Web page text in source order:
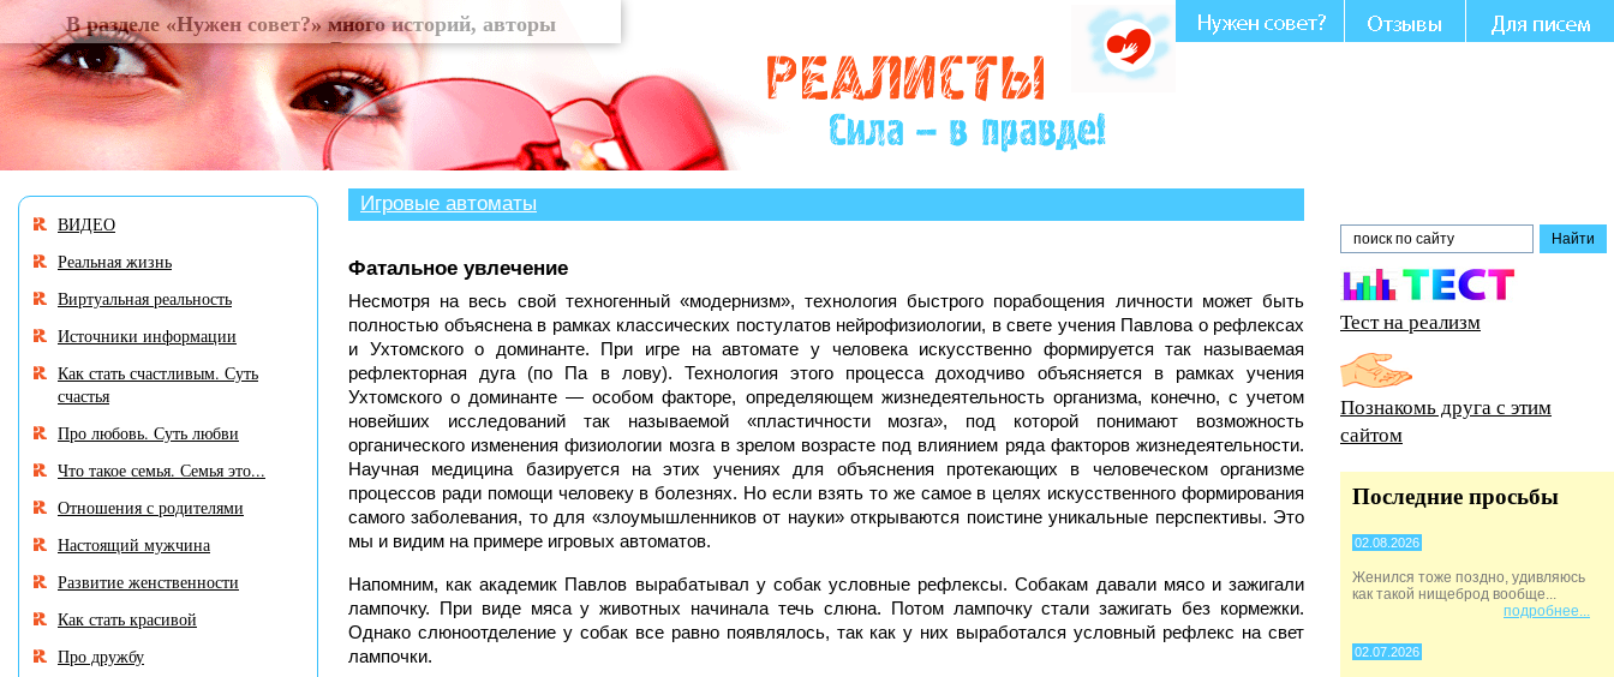
В разделе «Нужен совет?» много историй, авторы которых остро нуждаются в Вашем участии и совете.
Игровые автоматы
Фатальное увлечение
Несмотря на весь свой техногенный «модернизм», технология быстрого порабощения личности может быть
полностью объяснена в рамках классических постулатов нейрофизиологии, в свете учения Павлова о рефлексах
и Ухтомского о доминанте. При игре на автомате у человека искусственно формируется так называемая
рефлекторная дуга (по Па в лову). Технология этого процесса доходчиво объясняется в рамках учения
Ухтомского о доминанте — особом факторе, определяющем жизнедеятельность организма, конечно, с учетом
новейших исследований так называемой «пластичности мозга», под которой понимают возможность
органического изменения физиологии мозга в зрелом возрасте под влиянием ряда факторов жизнедеятельности.
Научная медицина базируется на этих учениях для объяснения протекающих в человеческом организме
процессов ради помощи человеку в болезнях. Но если взять то же самое в целях искусственного формирования
самого заболевания, то для «злоумышленников от науки» открываются поистине уникальные перспективы. Это
мы и видим на примере игровых автоматов.
Напомним, как академик Павлов вырабатывал у собак условные рефлексы. Собакам давали мясо и зажигали
лампочку. При виде мяса у животных начинала течь слюна. Потом лампочку стали зажигать без кормежки.
Однако слюноотделение у собак все равно появлялось, так как у них выработался условный рефлекс на свет
лампочки.
ВИДЕО
Реальная жизнь
Виртуальная реальность
Источники информации
Как стать счастливым. Суть
счастья
Про любовь. Суть любви
Что такое семья. Семья это...
Отношения с родителями
Настоящий мужчина
Развитие женственности
Как стать красивой
Про дружбу
Тест на реализм
Познакомь друга с этим
сайтом
Последние просьбы
02.08.2026
Женился тоже поздно, удивляюсь
как такой нищеброд вообще...
подробнее...
02.07.2026